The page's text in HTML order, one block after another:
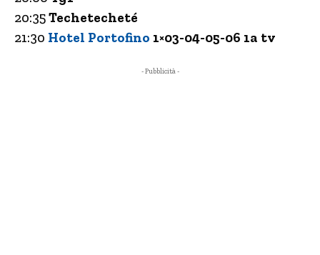
20:35Techetecheté
21:30 Hotel Portofino 1×03-04-05-06 1a tv
- Pubblicità -